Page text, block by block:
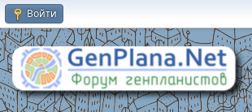
Войти